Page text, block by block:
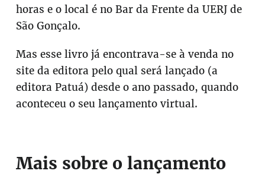
horas e o local é no Bar da Frente da UERJ de
São Gonçalo.
Mas esse livro já encontrava-se à venda no
site da editora pelo qual será lançado (a
editora Patuá) desde o ano passado, quando
aconteceu o seu lançamento virtual.
Mais sobre o lançamento